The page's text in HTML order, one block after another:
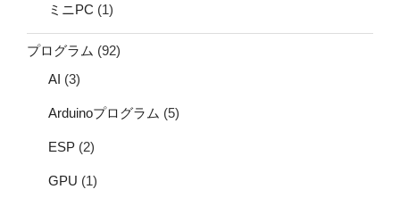
ミニPC (1)
プログラム (92)
AI (3)
Arduinoプログラム (5)
ESP (2)
GPU (1)